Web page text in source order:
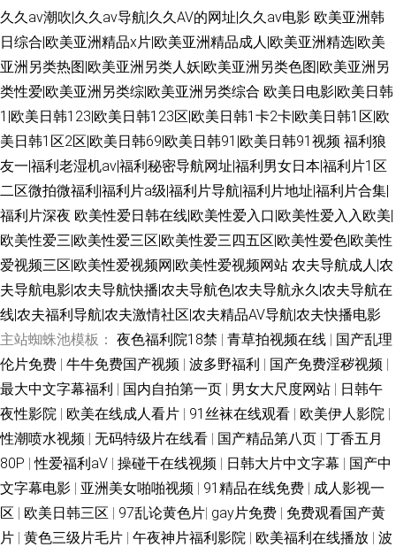
久久av潮吹|久久av导航|久久AV的网址|久久av电影 欧美亚洲韩
日综合|欧美亚洲精品x片|欧美亚洲精品成人|欧美亚洲精选|欧美
亚洲另类热图|欧美亚洲另类人妖|欧美亚洲另类色图|欧美亚洲另
类性爱|欧美亚洲另类综|欧美亚洲另类综合 欧美日电影|欧美日韩
1|欧美日韩123|欧美日韩123区|欧美日韩1卡2卡|欧美日韩1区|欧
美日韩1区2区|欧美日韩69|欧美日韩91|欧美日韩91视频 福利狼
友一|福利老湿机av|福利秘密导航网址|福利男女日本|福利片1区
二区微拍微福利|福利片a级|福利片导航|福利片地址|福利片合集|
福利片深夜 欧美性爱日韩在线|欧美性爱入口|欧美性爱入入欧美|
欧美性爱三|欧美性爱三区|欧美性爱三四五区|欧美性爱色|欧美性
爱视频三区|欧美性爱视频网|欧美性爱视频网站 农夫导航成人|农
夫导航电影|农夫导航快播|农夫导航色|农夫导航永久|农夫导航在
线|农夫福利导航|农夫激情社区|农夫精品AV导航|农夫快播电影
主站蜘蛛池模板： 夜色福利院18禁 | 青草拍视频在线 | 国产乱理
伦片免费 | 牛牛免费国产视频 | 波多野福利 | 国产免费淫秽视频 |
最大中文字幕福利 | 国内自拍第一页 | 男女大尺度网站 | 日韩午
夜性影院 | 欧美在线成人看片 | 91丝袜在线观看 | 欧美伊人影院 |
性潮喷水视频 | 无码特级片在线看 | 国产精品第八页 | 丁香五月
80P |性爱福利aV | 操碰干在线视频 | 日韩大片中文字幕 | 国产中
文字幕电影 | 亚洲美女啪啪视频 | 91精品在线免费 | 成人影视一
区 | 欧美日韩三区 | 97乱论黄色片| gay片免费 | 免费观看国产黄
片 | 黄色三级片毛片 | 午夜神片福利影院 | 欧美福利在线播放 | 波